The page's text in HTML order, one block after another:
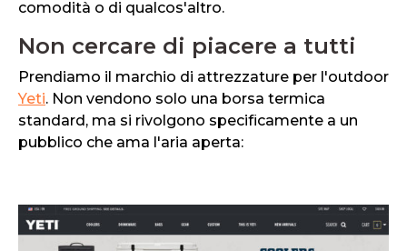
comodità o di qualcos'altro.
Non cercare di piacere a tutti
Prendiamo il marchio di attrezzature per l'outdoor
Yeti. Non vendono solo una borsa termica
standard, ma si rivolgono specificamente a un
pubblico che ama l'aria aperta: